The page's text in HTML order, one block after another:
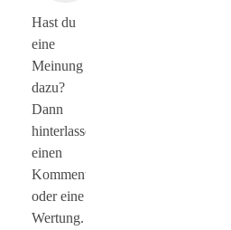
Hast du
eine
Meinung
dazu?
Dann
hinterlasse
einen
Kommentar
oder eine
Wertung.